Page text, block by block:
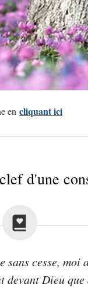
en cliquant ici
d'une
sans cesse, moi
Dieu que